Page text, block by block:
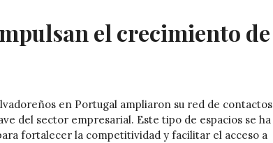
el crecimiento de
en Portugal ampliaron su red de contactos
del sector empresarial. Este tipo de espacios se ha
fortalecer la competitividad y facilitar el acceso a